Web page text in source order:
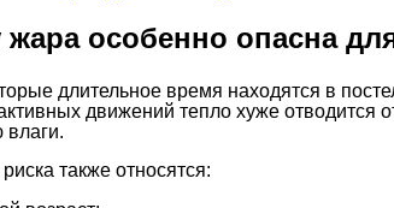
жара особенно опасна
длительное время находятся в
движений тепло хуже отводится
влаги.
также относятся: